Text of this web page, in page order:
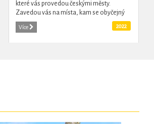
které vás provedou českými městy.
Zavedou vás na místa, kam se obyčejný
turista jen tak nepodívá. U příjemné
procházky budete plnit...
Více 2022